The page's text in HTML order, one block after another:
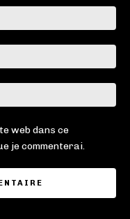
:*
:*
:
web dans ce
je commenterai.